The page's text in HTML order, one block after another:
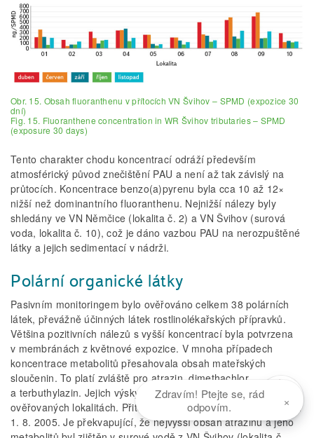
Obr. 15. Obsah fluoranthenu v přítocích VN Švihov – SPMD (expozice 30
dní)
Fig. 15. Fluoranthene concentration in WR Švihov tributaries – SPMD
(exposure 30 days)
Tento charakter chodu koncentrací odráží především
atmosférický původ znečištění PAU a není až tak závislý na
průtocích. Koncentrace benzo(a)pyrenu byla cca 10 až 12×
nižší než dominantního fluoranthenu. Nejnižší nálezy byly
shledány ve VN Němčice (lokalita č. 2) a VN Švihov (surová
voda, lokalita č. 10), což je dáno vazbou PAU na nerozpuštěné
látky a jejich sedimentací v nádrži.
Polární organické látky
Pasivním monitoringem bylo ověřováno celkem 38 polárních
látek, převážně účinných látek rostlinolékařských přípravků.
Většina pozitivních nálezů s vyšší koncentrací byla potvrzena
v membránách z květnové expozice. V mnoha případech
koncentrace metabolitů přesahovala obsah mateřských
sloučenin. To platí zvláště pro atrazin, dimethachlor
a terbuthylazin. Jejich výskyt byl potvrzen téměř ve všech
ověřovaných lokalitách. Přitom atrazin je zakázáno používat od
1. 8. 2005. Je překvapující, že nejvyšší obsah atrazinu a jeho
Zdravím! Ptejte se, rád
odpovím.
×